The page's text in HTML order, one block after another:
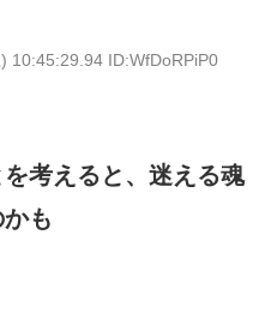
10:45:29.94 ID:WfDoRPiP0
考えると、迷える魂
も